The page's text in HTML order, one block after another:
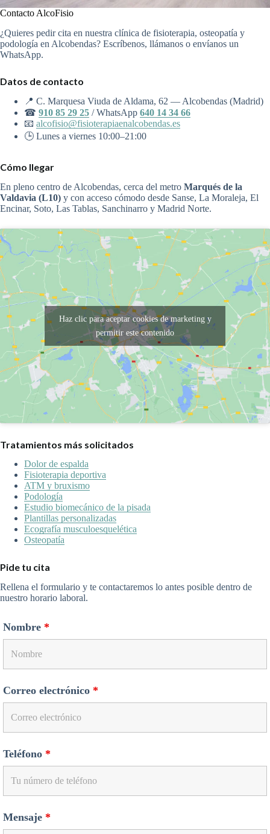
Contacto AlcoFisio
¿Quieres pedir cita en nuestra clínica de fisioterapia, osteopatía y
podología en Alcobendas? Escríbenos, llámanos o envíanos un
WhatsApp.
Datos de contacto
📍 C. Marquesa Viuda de Aldama, 62 — Alcobendas (Madrid)
☎ 910 85 29 25 / WhatsApp 640 14 34 66
📧 alcofisio@fisioterapiaenalcobendas.es
🕒 Lunes a viernes 10:00–21:00
Cómo llegar
En pleno centro de Alcobendas, cerca del metro Marqués de la
Valdavia (L10) y con acceso cómodo desde Sanse, La Moraleja, El
Encinar, Soto, Las Tablas, Sanchinarro y Madrid Norte.
Haz clic para aceptar cookies de marketing y
permitir este contenido
Tratamientos más solicitados
Dolor de espalda
Fisioterapia deportiva
ATM y bruxismo
Podología
Estudio biomecánico de la pisada
Plantillas personalizadas
Ecografía musculoesquelética
Osteopatía
Pide tu cita
Rellena el formulario y te contactaremos lo antes posible dentro de
nuestro horario laboral.
Nombre *
Correo electrónico *
Teléfono *
Mensaje *